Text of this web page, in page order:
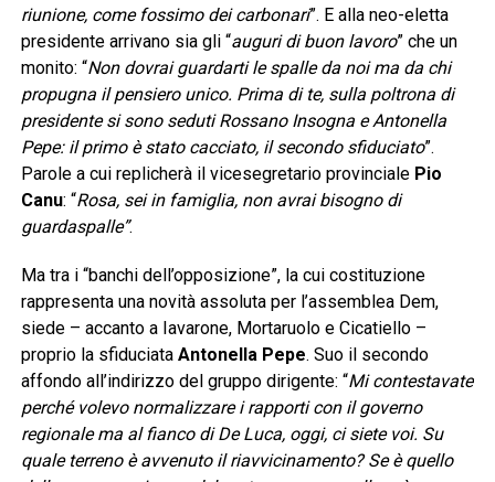
riunione, come fossimo dei carbonari”. E alla neo-eletta
presidente arrivano sia gli “auguri di buon lavoro” che un
monito: “Non dovrai guardarti le spalle da noi ma da chi
propugna il pensiero unico. Prima di te, sulla poltrona di
presidente si sono seduti Rossano Insogna e Antonella
Pepe: il primo è stato cacciato, il secondo sfiduciato”.
Parole a cui replicherà il vicesegretario provinciale Pio
Canu: “Rosa, sei in famiglia, non avrai bisogno di
guardaspalle”.
Ma tra i “banchi dell’opposizione”, la cui costituzione
rappresenta una novità assoluta per l’assemblea Dem,
siede – accanto a Iavarone, Mortaruolo e Cicatiello –
proprio la sfiduciata Antonella Pepe. Suo il secondo
affondo all’indirizzo del gruppo dirigente: “Mi contestavate
perché volevo normalizzare i rapporti con il governo
regionale ma al fianco di De Luca, oggi, ci siete voi. Su
quale terreno è avvenuto il riavvicinamento? Se è quello